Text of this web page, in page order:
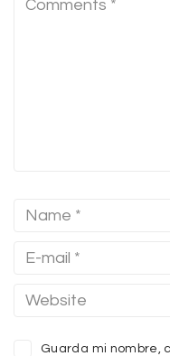
Guarda mi nombre,